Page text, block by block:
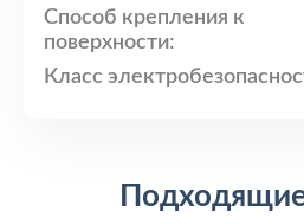
Способ крепления к
поверхности:
Класс